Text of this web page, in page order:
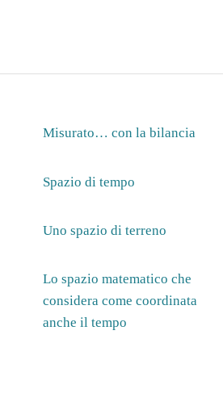
Misurato… con la bilancia
Spazio di tempo
Uno spazio di terreno
Lo spazio matematico che
considera come coordinata
anche il tempo